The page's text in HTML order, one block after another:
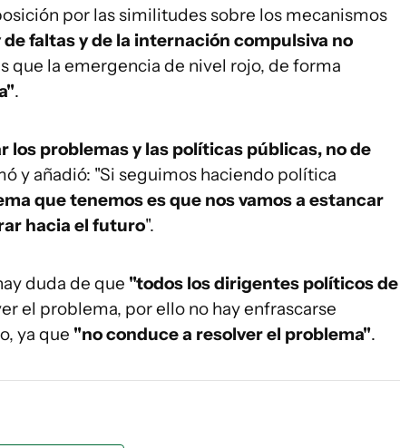
por las similitudes sobre los mecanismos
de faltas y de la internación compulsiva no
que la emergencia de nivel rojo, de forma
.
los problemas y las políticas públicas, no de
y añadió: "Si seguimos haciendo política
que tenemos es que nos vamos a estancar
hacia el futuro".
duda de que "todos los dirigentes políticos de
el problema, por ello no hay enfrascarse
ya que "no conduce a resolver el problema".